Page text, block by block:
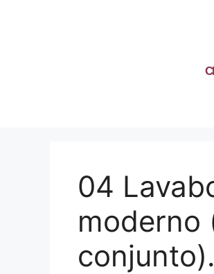
04
moderno
conjunto).